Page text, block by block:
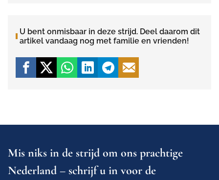
U bent onmisbaar in deze strijd. Deel daarom dit
artikel vandaag nog met familie en vrienden!
Mis niks in de strijd om ons prachtige
Nederland – schrijf u in voor de